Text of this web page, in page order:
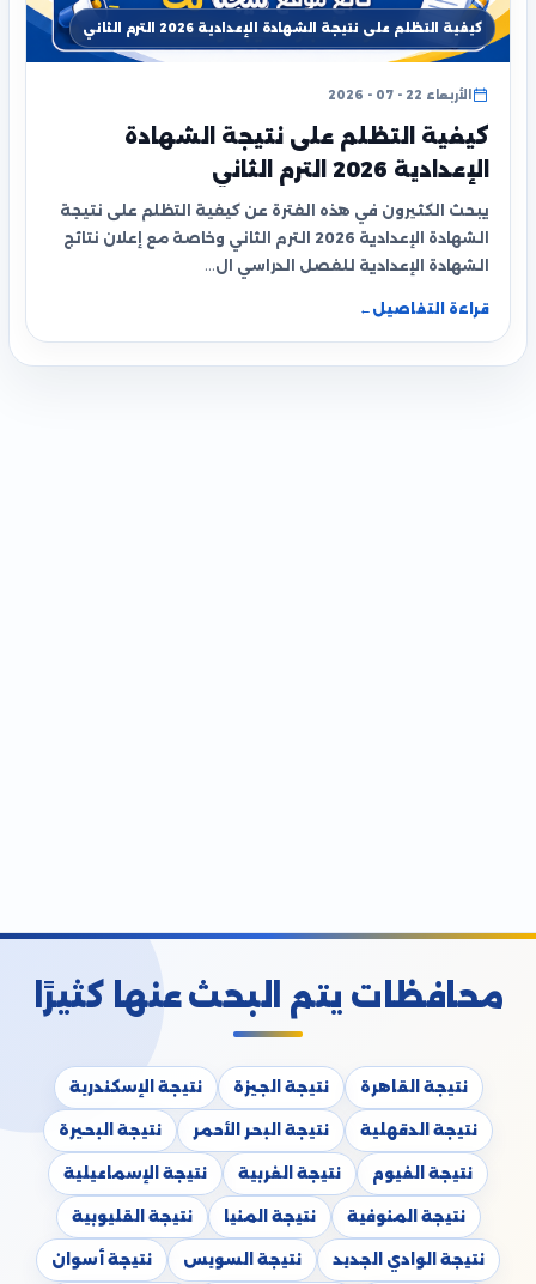
كيفية التظلم على نتيجة الشهادة الإعدادية 2026 الترم الثاني
الأربعاء 22 - 07 - 2026
كيفية التظلم على نتيجة الشهادة
الإعدادية 2026 الترم الثاني
يبحث الكثيرون في هذه الفترة عن كيفية التظلم على نتيجة
الشهادة الإعدادية 2026 الترم الثاني وخاصة مع إعلان نتائج
الشهادة الإعدادية للفصل الدراسي ال…
قراءة التفاصيل ←
محافظات يتم البحث عنها كثيرًا
نتيجة القاهرة نتيجة الجيزة نتيجة الإسكندرية
نتيجة الدقهلية نتيجة البحر الأحمر نتيجة البحيرة
نتيجة الفيوم نتيجة الغربية نتيجة الإسماعيلية
نتيجة المنوفية نتيجة المنيا نتيجة القليوبية
نتيجة الوادي الجديد نتيجة السويس نتيجة أسوان